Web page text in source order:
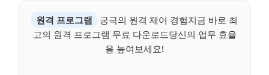
원격 프로그램
궁극의 원격 제어 경험지금 바로 최
고의 원격 프로그램 무료 다운로드당신의 업무 효율
을 높여보세요!